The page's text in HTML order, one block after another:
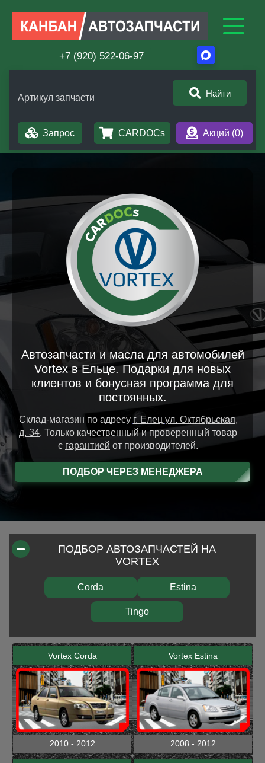
+7 (920) 522-06-97
Артикул запчасти Найти
Запрос CARDOCs Акций (0)
Автозапчасти и масла для автомобилей
Vortex в Ельце. Подарки для новых
клиентов и бонусная программа для
постоянных.
Склад-магазин по адресу г. Елец ул. Октябрьская,
д. 34. Только качественный и проверенный товар
с гарантией от производителей.
ПОДБОР ЧЕРЕЗ МЕНЕДЖЕРА
ПОДБОР АВТОЗАПЧАСТЕЙ НА
VORTEX
Corda Estina
Tingo
Vortex Corda
2010 - 2012
Vortex Estina
2008 - 2012